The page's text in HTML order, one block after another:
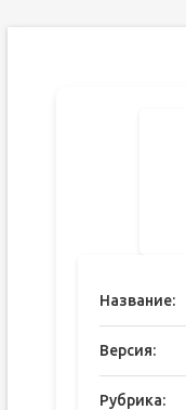
Название:
Версия:
Рубрика: